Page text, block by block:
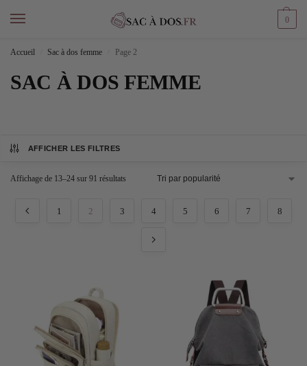
0
Accueil Sac à dos femme Page 2
SAC À DOS FEMME
AFFICHER LES FILTRES
Affichage de 13–24 sur 91 résultats
1 2 3 4 5 6 7 8